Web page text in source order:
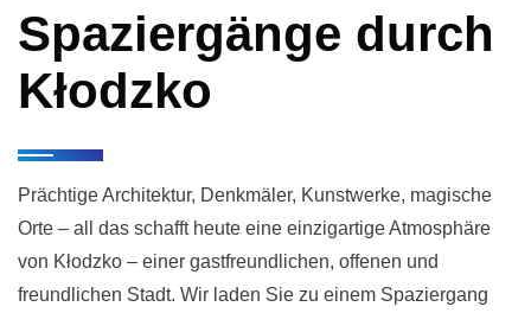
Spaziergänge durch
Kłodzko
Prächtige Architektur, Denkmäler, Kunstwerke, magische
Orte – all das schafft heute eine einzigartige Atmosphäre
von Kłodzko – einer gastfreundlichen, offenen und
freundlichen Stadt. Wir laden Sie zu einem Spaziergang